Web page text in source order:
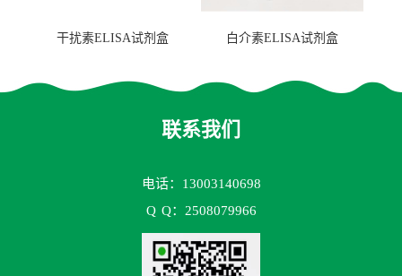
干扰素ELISA试剂盒 白介素ELISA试剂盒
联系我们
电话：13003140698
Q Q：2508079966